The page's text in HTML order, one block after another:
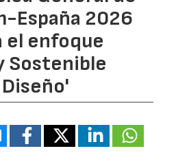
España 2026
el enfoque
Sostenible